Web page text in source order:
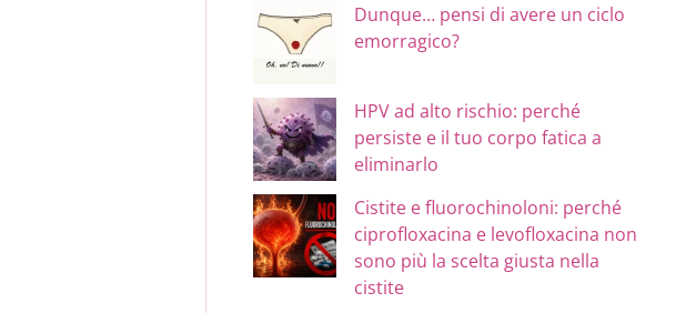
Dunque… pensi di avere un ciclo
emorragico?
HPV ad alto rischio: perché
persiste e il tuo corpo fatica a
eliminarlo
Cistite e fluorochinoloni: perché
ciprofloxacina e levofloxacina non
sono più la scelta giusta nella
cistite